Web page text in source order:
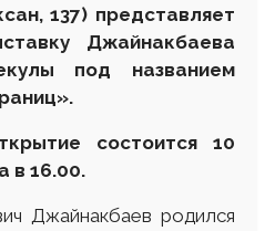
137) представляет
Джайнакбаева
под названием
.
состоится 10
в 16.00.
Джайнакбаев родился